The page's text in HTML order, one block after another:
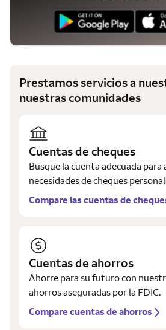
Prestamos servicios a
nuestras comunidades
Cuentas de cheques
Busque la cuenta adecuada
necesidades de cheques
Compare las cuentas de
Cuentas de ahorros
Ahorre para su futuro con
ahorros aseguradas por la FDIC.
Compare cuentas de ahorros